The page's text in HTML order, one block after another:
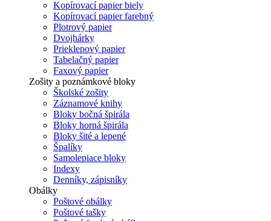
Kopírovací papier biely
Kopírovací papier farebný
Plotrový papier
Dvojhárky
Prieklepový papier
Tabelačný papier
Faxový papier
Zošity a poznámkové bloky
Školské zošity
Záznamové knihy
Bloky bočná špirála
Bloky horná špirála
Bloky šité a lepené
Špalíky
Samolepiace bloky
Indexy
Denníky, zápisníky
Obálky
Poštové obálky
Poštové tašky